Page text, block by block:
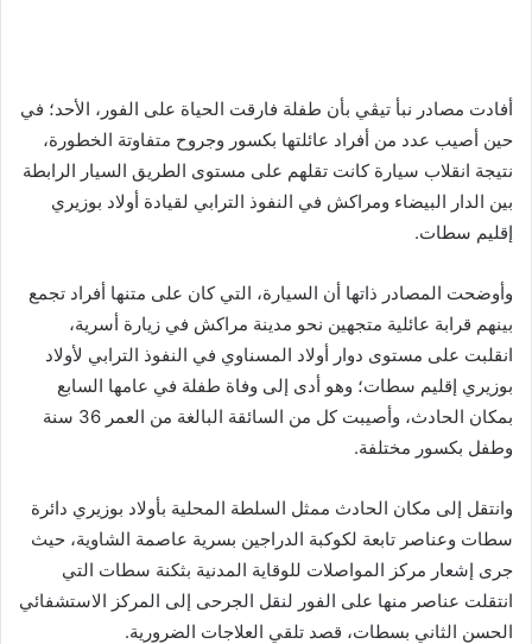
أفادت مصادر نبأ تيڤي بأن طفلة فارقت الحياة على الفور، الأحد؛ في
حين أصيب عدد من أفراد عائلتها بكسور وجروح متفاوتة الخطورة،
نتيجة انقلاب سيارة كانت تقلهم على مستوى الطريق السيار الرابطة
بين الدار البيضاء ومراكش في النفوذ الترابي لقيادة أولاد بوزيري
إقليم سطات.
وأوضحت المصادر ذاتها أن السيارة، التي كان على متنها أفراد تجمع
بينهم قرابة عائلية متجهين نحو مدينة مراكش في زيارة أسرية،
انقلبت على مستوى دوار أولاد المسناوي في النفوذ الترابي لأولاد
بوزيري إقليم سطات؛ وهو أدى إلى وفاة طفلة في عامها السابع
بمكان الحادث، وأصيبت كل من السائقة البالغة من العمر 36 سنة
وطفل بكسور مختلفة.
وانتقل إلى مكان الحادث ممثل السلطة المحلية بأولاد بوزيري دائرة
سطات وعناصر تابعة لكوكبة الدراجين بسرية عاصمة الشاوية، حيث
جرى إشعار مركز المواصلات للوقاية المدنية بثكنة سطات التي
انتقلت عناصر منها على الفور لنقل الجرحى إلى المركز الاستشفائي
الحسن الثاني بسطات، قصد تلقي العلاجات الضرورية.